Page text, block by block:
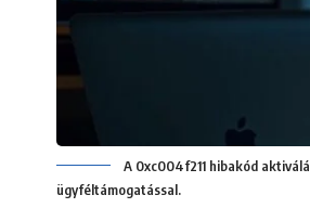
A 0xc004f211 hibakód
ügyféltámogatással.